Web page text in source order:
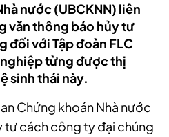
nước (UBCKNN) liên
văn thông báo hủy tư
đối với Tập đoàn FLC
từng được thị
sinh thái này.
Chứng khoán Nhà nước
tư cách công ty đại chúng